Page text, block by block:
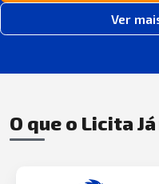
Ver
O que o Licita